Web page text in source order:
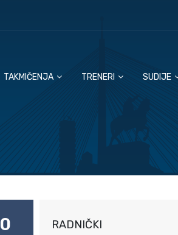
TAKMIČENJA TRENERI SUDIJE
0 RADNIČKI